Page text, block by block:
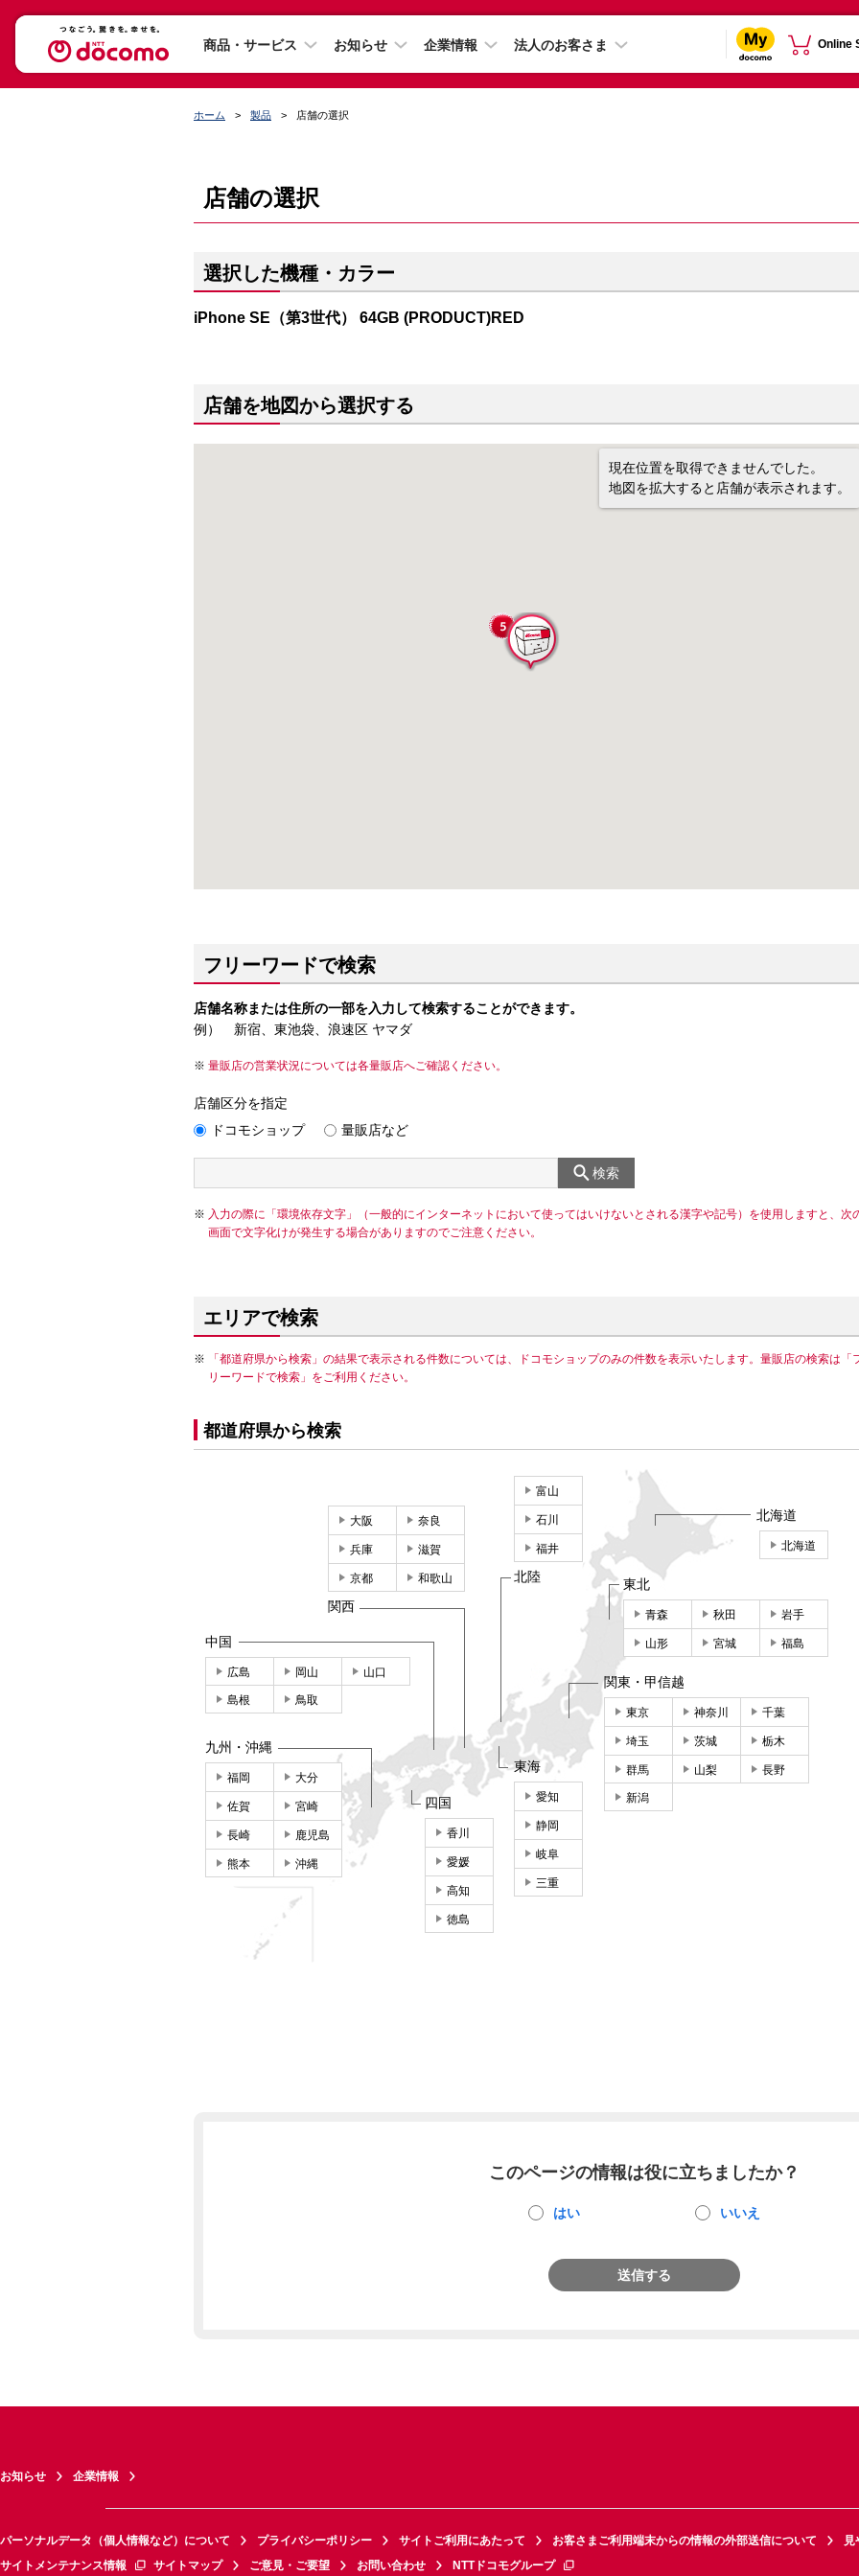
商品・サービス お知らせ 企業情報 法人のお客さま Online
ホーム 製品 店舗の選択
店舗の選択
選択した機種・カラー
iPhone SE（第3世代） 64GB (PRODUCT)RED
店舗を地図から選択する
現在位置を取得できませんでした。
地図を拡大すると店舗が表示されます。
フリーワードで検索
店舗名称または住所の一部を入力して検索することができます。
例） 新宿、東池袋、浪速区 ヤマダ
量販店の営業状況については各量販店へご確認ください。
店舗区分を指定
ドコモショップ
量販店など
検索
入力の際に「環境依存文字」（一般的にインターネットにおいて使ってはいけないとされる漢字や記号）を使用しますと、次
画面で文字化けが発生する場合がありますのでご注意ください。
エリアで検索
「都道府県から検索」の結果で表示される件数については、ドコモショップのみの件数を表示いたします。量販店の検索は「
リーワードで検索」をご利用ください。
都道府県から検索
北海道
北海道
東北
青森 秋田 岩手
山形 宮城 福島
関東・甲信越
東京 神奈川 千葉
埼玉 茨城 栃木
群馬 山梨 長野
新潟
東海
愛知
静岡
岐阜
三重
富山
石川
福井
北陸
大阪 奈良
兵庫 滋賀
京都 和歌山
関西
中国
広島 岡山 山口
島根 鳥取
四国
香川
愛媛
高知
徳島
九州・沖縄
福岡 大分
佐賀 宮崎
長崎 鹿児島
熊本 沖縄
このページの情報は役に立ちましたか？
はい いいえ
送信する
お知らせ 企業情報
パーソナルデータ（個人情報など）について プライバシーポリシー サイトご利用にあたって お客さまご利用端末からの情報の外部送信について
見
サイトメンテナンス情報
サイトマップ ご意見・ご要望 お問い合わせ NTTドコモグループ